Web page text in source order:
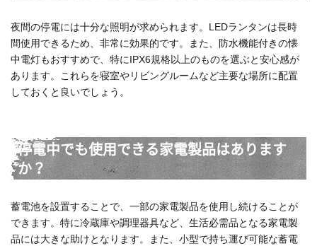
夜間の停電には十分な照明が求められます。LEDランタンは長時
間使用できるため、非常に効果的です。また、防水機能付きの懐
中電灯もおすすめで、特にIPX6規格以上のものを選ぶと安心感が
あります。これらを寝室やリビングルームなど主要な場所に配置
しておくと良いでしょう。
停電中でも使用できる家電製品はあります
か？
蓄電池を設置することで、一部の家電製品を使用し続けることが
できます。特に冷蔵庫や調理器具など、生活必需品となる家電製
品には大きな助けとなります。また、小型で持ち運び可能な蓄電